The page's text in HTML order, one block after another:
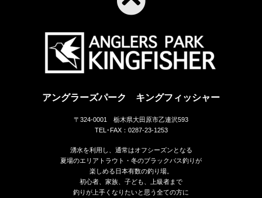
アングラーズパーク キングフィッシャー
〒324-0001 栃木県大田原市乙連沢593
TEL･FAX：0287-23-1253
湧水を利用し、通常はオフシーズンとなる
夏場のエリアトラウト・冬のブラックバス釣りが
楽しめる日本有数の釣り場。
初心者、家族、子ども、上級者まで
釣りが上手くなりたいと思う全ての方に